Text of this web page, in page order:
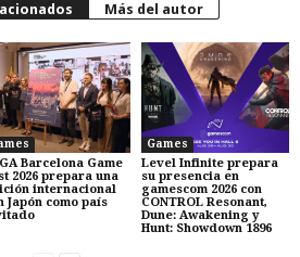
Más del autor
Barcelona Game
2026 prepara una
internacional
Japón como país
Games
Level Infinite prepara
su presencia en
gamescom 2026 con
CONTROL Resonant,
Dune: Awakening y
Hunt: Showdown 1896